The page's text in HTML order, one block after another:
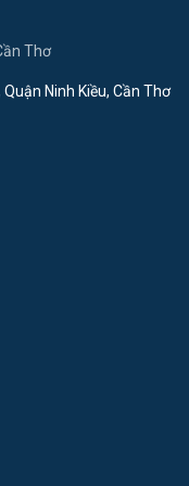
Thơ
Ninh Kiều, Cần Thơ